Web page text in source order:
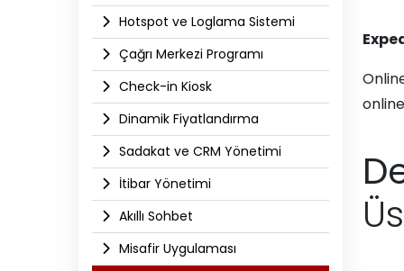
Hotspot ve Loglama Sistemi
Çağrı Merkezi Programı
Check-in Kiosk
Dinamik Fiyatlandırma
Sadakat ve CRM Yönetimi
İtibar Yönetimi
Akıllı Sohbet
Misafir Uygulaması